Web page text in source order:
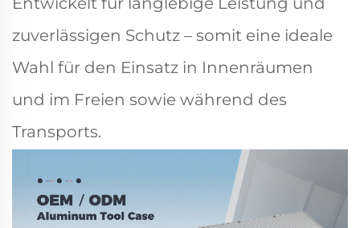
zuverlässigen Schutz – somit eine ideale
Wahl für den Einsatz in Innenräumen
und im Freien sowie während des
Transports.